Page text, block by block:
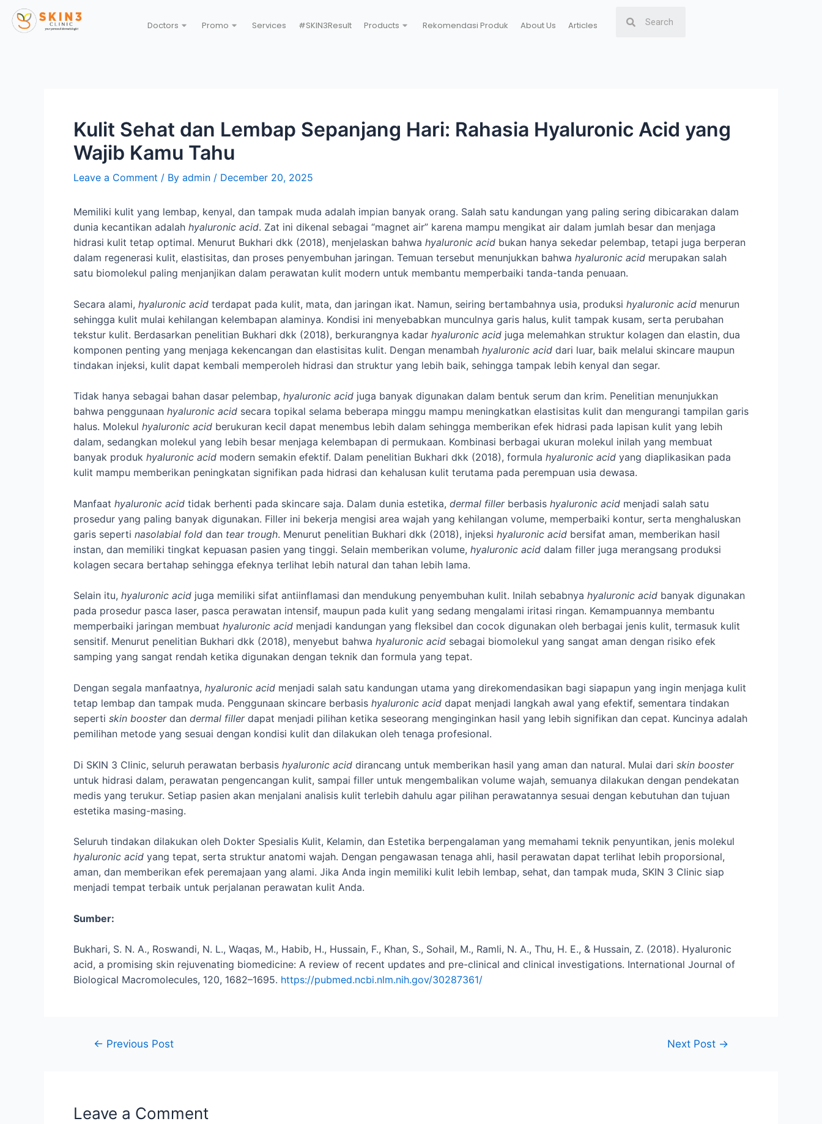
Doctors Promo Services #SKIN3Result Products Rekomendasi Produk About Us Articles
Kulit Sehat dan Lembap Sepanjang Hari: Rahasia Hyaluronic Acid yang
Wajib Kamu Tahu
Leave a Comment / By admin / December 20, 2025
Memiliki kulit yang lembap, kenyal, dan tampak muda adalah impian banyak orang. Salah satu kandungan yang paling sering dibicarakan dalam
dunia kecantikan adalah hyaluronic acid. Zat ini dikenal sebagai “magnet air” karena mampu mengikat air dalam jumlah besar dan menjaga
hidrasi kulit tetap optimal. Menurut Bukhari dkk (2018), menjelaskan bahwa hyaluronic acid bukan hanya sekedar pelembap, tetapi juga berperan
dalam regenerasi kulit, elastisitas, dan proses penyembuhan jaringan. Temuan tersebut menunjukkan bahwa hyaluronic acid merupakan salah
satu biomolekul paling menjanjikan dalam perawatan kulit modern untuk membantu memperbaiki tanda-tanda penuaan.
Secara alami, hyaluronic acid terdapat pada kulit, mata, dan jaringan ikat. Namun, seiring bertambahnya usia, produksi hyaluronic acid menurun
sehingga kulit mulai kehilangan kelembapan alaminya. Kondisi ini menyebabkan munculnya garis halus, kulit tampak kusam, serta perubahan
tekstur kulit. Berdasarkan penelitian Bukhari dkk (2018), berkurangnya kadar hyaluronic acid juga melemahkan struktur kolagen dan elastin, dua
komponen penting yang menjaga kekencangan dan elastisitas kulit. Dengan menambah hyaluronic acid dari luar, baik melalui skincare maupun
tindakan injeksi, kulit dapat kembali memperoleh hidrasi dan struktur yang lebih baik, sehingga tampak lebih kenyal dan segar.
Tidak hanya sebagai bahan dasar pelembap, hyaluronic acid juga banyak digunakan dalam bentuk serum dan krim. Penelitian menunjukkan
bahwa penggunaan hyaluronic acid secara topikal selama beberapa minggu mampu meningkatkan elastisitas kulit dan mengurangi tampilan garis
halus. Molekul hyaluronic acid berukuran kecil dapat menembus lebih dalam sehingga memberikan efek hidrasi pada lapisan kulit yang lebih
dalam, sedangkan molekul yang lebih besar menjaga kelembapan di permukaan. Kombinasi berbagai ukuran molekul inilah yang membuat
banyak produk hyaluronic acid modern semakin efektif. Dalam penelitian Bukhari dkk (2018), formula hyaluronic acid yang diaplikasikan pada
kulit mampu memberikan peningkatan signifikan pada hidrasi dan kehalusan kulit terutama pada perempuan usia dewasa.
Manfaat hyaluronic acid tidak berhenti pada skincare saja. Dalam dunia estetika, dermal fillerberbasis hyaluronic acid menjadi salah satu
prosedur yang paling banyak digunakan. Filler ini bekerja mengisi area wajah yang kehilangan volume, memperbaiki kontur, serta menghaluskan
garis seperti nasolabial fold dan tear trough. Menurut penelitian Bukhari dkk (2018), injeksi hyaluronic acid bersifat aman, memberikan hasil
instan, dan memiliki tingkat kepuasan pasien yang tinggi. Selain memberikan volume, hyaluronic acid dalam filler juga merangsang produksi
kolagen secara bertahap sehingga efeknya terlihat lebih natural dan tahan lebih lama.
Selain itu, hyaluronic acid juga memiliki sifat antiinflamasi dan mendukung penyembuhan kulit. Inilah sebabnya hyaluronic acid banyak digunakan
pada prosedur pasca laser, pasca perawatan intensif, maupun pada kulit yang sedang mengalami iritasi ringan. Kemampuannya membantu
memperbaiki jaringan membuat hyaluronic acid menjadi kandungan yang fleksibel dan cocok digunakan oleh berbagai jenis kulit, termasuk kulit
sensitif. Menurut penelitian Bukhari dkk (2018), menyebut bahwa hyaluronic acid sebagai biomolekul yang sangat aman dengan risiko efek
samping yang sangat rendah ketika digunakan dengan teknik dan formula yang tepat.
Dengan segala manfaatnya, hyaluronic acid menjadi salah satu kandungan utama yang direkomendasikan bagi siapapun yang ingin menjaga kulit
tetap lembap dan tampak muda. Penggunaan skincare berbasis hyaluronic acid dapat menjadi langkah awal yang efektif, sementara tindakan
seperti skin boosterdan dermal fillerdapat menjadi pilihan ketika seseorang menginginkan hasil yang lebih signifikan dan cepat. Kuncinya adalah
pemilihan metode yang sesuai dengan kondisi kulit dan dilakukan oleh tenaga profesional.
Di SKIN 3 Clinic, seluruh perawatan berbasis hyaluronic acid dirancang untuk memberikan hasil yang aman dan natural. Mulai dari skin booster
untuk hidrasi dalam, perawatan pengencangan kulit, sampai filler untuk mengembalikan volume wajah, semuanya dilakukan dengan pendekatan
medis yang terukur. Setiap pasien akan menjalani analisis kulit terlebih dahulu agar pilihan perawatannya sesuai dengan kebutuhan dan tujuan
estetika masing-masing.
Seluruh tindakan dilakukan oleh Dokter Spesialis Kulit, Kelamin, dan Estetika berpengalaman yang memahami teknik penyuntikan, jenis molekul
hyaluronic acid yang tepat, serta struktur anatomi wajah. Dengan pengawasan tenaga ahli, hasil perawatan dapat terlihat lebih proporsional,
aman, dan memberikan efek peremajaan yang alami. Jika Anda ingin memiliki kulit lebih lembap, sehat, dan tampak muda, SKIN 3 Clinic siap
menjadi tempat terbaik untuk perjalanan perawatan kulit Anda.
Sumber:
Bukhari, S. N. A., Roswandi, N. L., Waqas, M., Habib, H., Hussain, F., Khan, S., Sohail, M., Ramli, N. A., Thu, H. E., & Hussain, Z. (2018). Hyaluronic
acid, a promising skin rejuvenating biomedicine: A review of recent updates and pre-clinical and clinical investigations. International Journal of
Biological Macromolecules, 120, 1682–1695. https://pubmed.ncbi.nlm.nih.gov/30287361/
← Previous Post Next Post →
Leave a Comment